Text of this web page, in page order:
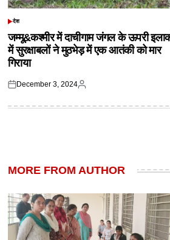
POSTED
देश
जम्मू&कश्मीर में दाचीगाम जंगल के ऊपरी
में सुरक्षाबलों ने मुठभेड़ में एक आतंकी को मार
गिराया
Posted
December 3, 2024
Posted
MORE FROM AUTHOR